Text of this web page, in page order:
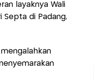
layaknya Wali
Septa di Padang,